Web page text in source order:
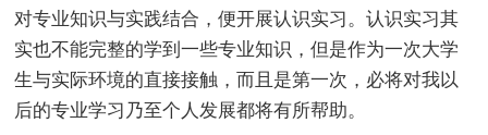
对专业知识与实践结合，便开展认识实习。认识实习其
实也不能完整的学到一些专业知识，但是作为一次大学
生与实际环境的直接接触，而且是第一次，必将对我以
后的专业学习乃至个人发展都将有所帮助。